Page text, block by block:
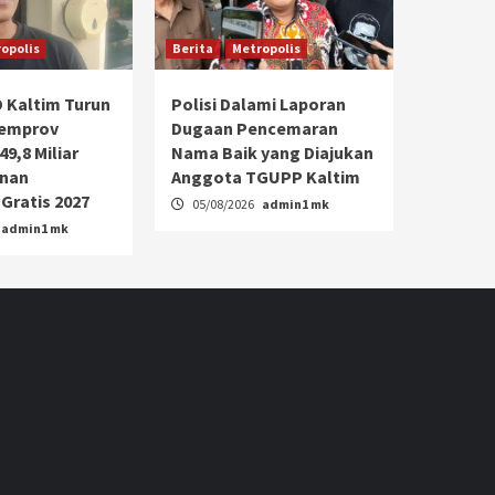
Kaltim Turun
Miliar
2027
admin1 mk
Berita Metropolis
Polisi Dalami Laporan
Dugaan Pencemaran
Nama Baik yang Diajukan
Anggota TGUPP Kaltim
05/08/2026 admin1 mk